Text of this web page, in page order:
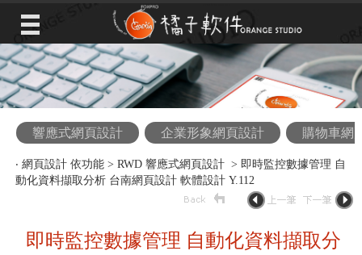
響應式網頁設計 企業形象網頁設計 購物車網
‧ 網頁設計 依功能> RWD 響應式網頁設計 > 即時監控數據管理 自
動化資料擷取分析 台南網頁設計 軟體設計 Y.112
即時監控數據管理 自動化資料擷取分